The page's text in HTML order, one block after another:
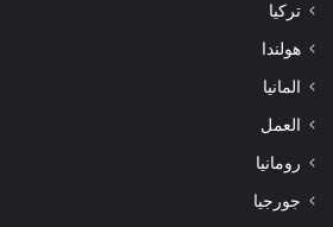
تركيا
هولندا
المانيا
العمل
رومانيا
جورجيا